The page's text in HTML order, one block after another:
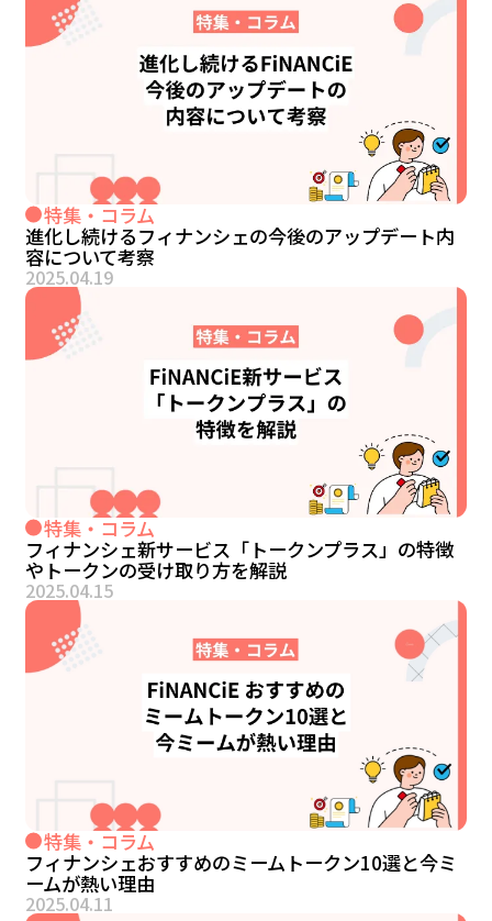
特集・コラム
進化し続けるフィナンシェの今後のアップデート内
容について考察
2025.04.19
特集・コラム
フィナンシェ新サービス「トークンプラス」の特徴
やトークンの受け取り方を解説
2025.04.15
特集・コラム
フィナンシェおすすめのミームトークン10選と今ミ
ームが熱い理由
2025.04.11